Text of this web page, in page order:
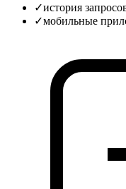
✓история
✓мобильные